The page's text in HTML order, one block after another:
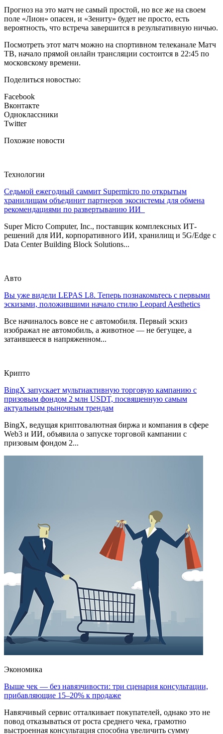
Прогноз на это матч не самый простой, но все же на своем
поле «Лион» опасен, и «Зениту» будет не просто, есть
вероятность, что встреча завершится в результативную ничью.
Посмотреть этот матч можно на спортивном телеканале Матч
ТВ, начало прямой онлайн трансляции состоится в 22:45 по
московскому времени.
Поделиться новостью:
Facebook
Вконтакте
Одноклассники
Twitter
Похожие новости
Технологии
Седьмой ежегодный саммит Supermicro по открытым
хранилищам объединит партнеров экосистемы для обмена
рекомендациями по развертыванию ИИ
Super Micro Computer, Inc., поставщик комплексных ИТ-
решений для ИИ, корпоративного ИИ, хранилищ и 5G/Edge с
Data Center Building Block Solutions...
Авто
Вы уже видели LEPAS L8. Теперь познакомьтесь с первыми
эскизами, положившими начало стилю Leopard Aesthetics
Все начиналось вовсе не с автомобиля. Первый эскиз
изображал не автомобиль, а животное — не бегущее, а
затаившееся в напряженном...
Крипто
BingX запускает мультиактивную торговую кампанию с
призовым фондом 2 млн USDT, посвященную самым
актуальным рыночным трендам
BingX, ведущая криптовалютная биржа и компания в сфере
Web3 и ИИ, объявила о запуске торговой кампании с
призовым фондом 2...
Экономика
Выше чек — без навязчивости: три сценария консультации,
прибавляющие 15–20% к продаже
Навязчивый сервис отталкивает покупателей, однако это не
повод отказываться от роста среднего чека, грамотно
выстроенная консультация способна увеличить сумму